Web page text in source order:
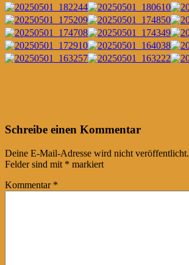
Post
navigation
←
→
Schreibe einen Kommentar
Deine E-Mail-Adresse wird nicht veröffentlicht.
Felder sind mit * markiert
Kommentar *